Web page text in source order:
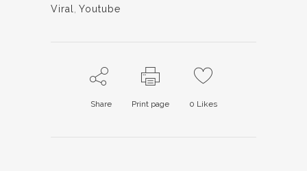
Viral Youtube
Share Print page 0 Likes